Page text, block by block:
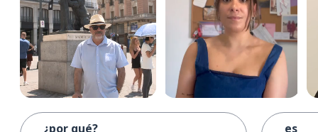
¿por qué? es